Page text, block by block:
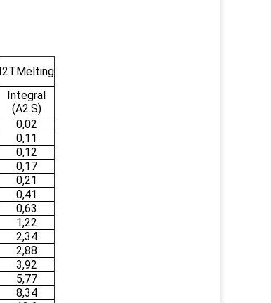
I2TMelting
Integral
(A2.S)
0,02
0,11
0,12
0,17
0,21
0,41
0,63
1,22
2,34
2,88
3,92
5,77
8,34